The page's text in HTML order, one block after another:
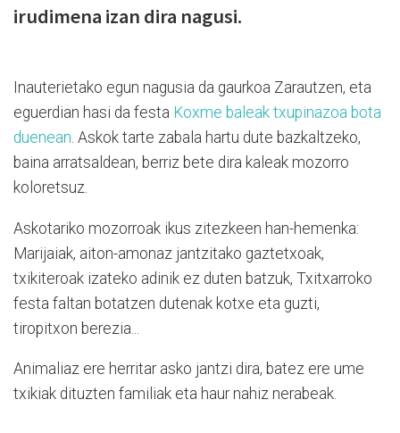
irudimena izan dira nagusi.
Inauterietako egun nagusia da gaurkoa Zarautzen, eta
eguerdian hasi da festa Koxme baleak txupinazoa bota
duenean. Askok tarte zabala hartu dute bazkaltzeko,
baina arratsaldean, berriz bete dira kaleak mozorro
koloretsuz.
Askotariko mozorroak ikus zitezkeen han-hemenka:
Marijaiak, aiton-amonaz jantzitako gaztetxoak,
txikiteroak izateko adinik ez duten batzuk, Txitxarroko
festa faltan botatzen dutenak kotxe eta guzti,
tiropitxon berezia...
Animaliaz ere herritar asko jantzi dira, batez ere ume
txikiak dituzten familiak eta haur nahiz nerabeak.